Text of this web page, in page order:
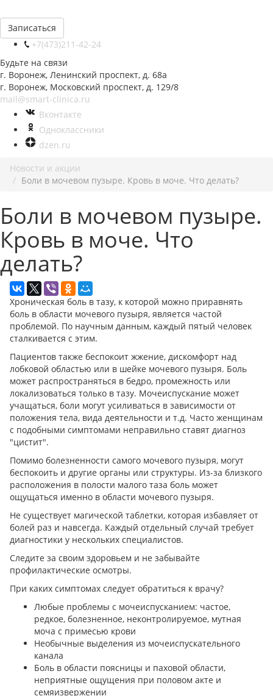
Записаться
+7(473)211-42-24
Будьте на связи
г. Воронеж, Ленинский проспект, д. 68а
г. Воронеж, Московский проспект, д. 129/8
mail@smart-clinica.ru
Вконтакте
Одноклассники
dzen.ru
Новости и акции
Боли в мочевом пузыре. Кровь в моче. Что делать?
Боли в мочевом пузыре.
Кровь в моче. Что
делать?
Хроническая боль в тазу, к которой можно приравнять
боль в области мочевого пузыря, является частой
проблемой. По научным данным, каждый пятый человек
сталкивается с этим.
Пациентов также беспокоит жжение, дискомфорт над
лобковой областью или в шейке мочевого пузыря. Боль
может распространяться в бедро, промежность или
локализоваться только в тазу. Мочеиспускание может
учащаться, боли могут усиливаться в зависимости от
положения тела, вида деятельности и т.д. Часто женщинам
с подобными симптомами неправильно ставят диагноз
"цистит".
Помимо болезненности самого мочевого пузыря, могут
беспокоить и другие органы или структуры. Из-за близкого
расположения в полости малого таза боль может
ощущаться именно в области мочевого пузыря.
Не существует магической таблетки, которая избавляет от
болей раз и навсегда. Каждый отдельный случай требует
диагностики у нескольких специалистов.
Следите за своим здоровьем и не забывайте
профилактические осмотры.
При каких симптомах следует обратиться к врачу?
Любые проблемы с мочеиспусканием: частое,
редкое, болезненное, неконтролируемое, мутная
моча с примесью крови
Необычные выделения из мочеиспускательного
канала
Боль в области поясницы и паховой области,
неприятные ощущения при половом акте и
семяизвержении